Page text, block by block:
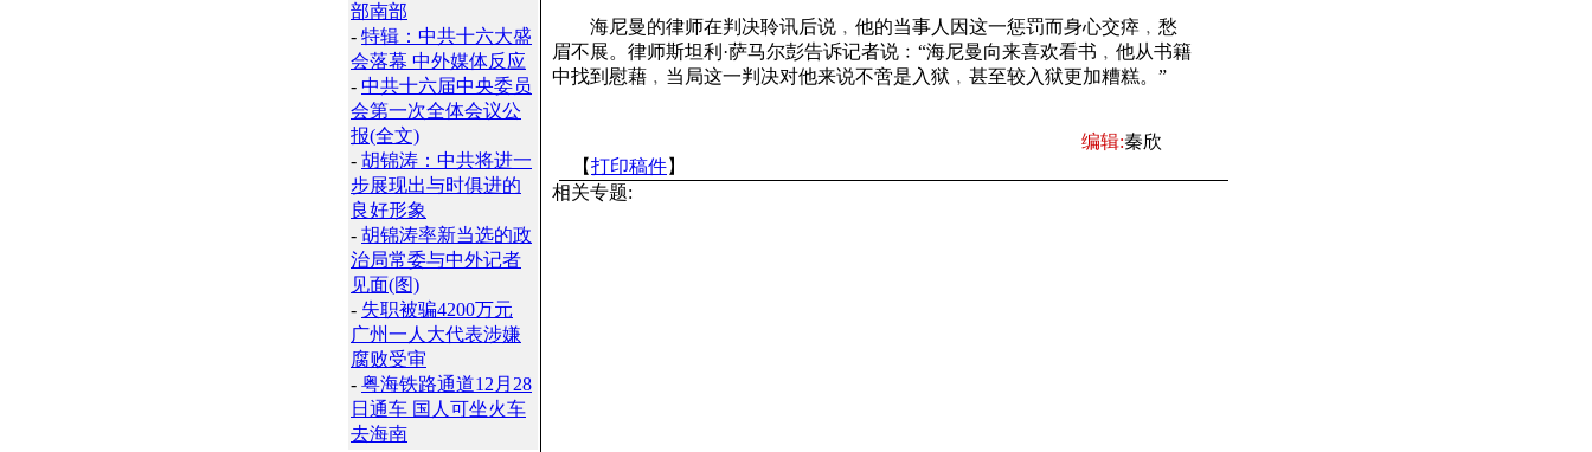
部南部
- 特辑：中共十六大盛
会落幕 中外媒体反应
- 中共十六届中央委员
会第一次全体会议公
报(全文)
- 胡锦涛：中共将进一
步展现出与时俱进的
良好形象
- 胡锦涛率新当选的政
治局常委与中外记者
见面(图)
- 失职被骗4200万元
广州一人大代表涉嫌
腐败受审
- 粤海铁路通道12月28
日通车 国人可坐火车
去海南
海尼曼的律师在判决聆讯后说﹐他的当事人因这一惩罚而身心交瘁﹐愁
眉不展。律师斯坦利·萨马尔彭告诉记者说﹕“海尼曼向来喜欢看书﹐他从书籍
中找到慰藉﹐当局这一判决对他来说不啻是入狱﹐甚至较入狱更加糟糕。”
编辑:秦欣
【打印稿件】
相关专题: